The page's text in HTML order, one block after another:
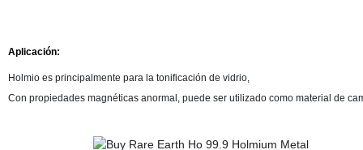
Aplicación:
Holmio es principalmente para la tonificación de vidrio,
Con propiedades magnéticas anormal, puede ser utilizado como material de